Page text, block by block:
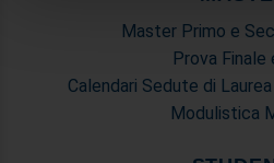
informazioni sul modo in cui
nostri partner che si occupano
pubblicità e social media, i quali
con altre informazioni che ha
Master Primo e
Prova Finale
Calendari Sedute di
Modulistica